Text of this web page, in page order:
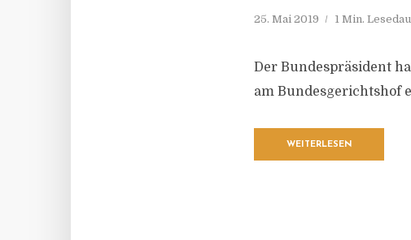
25. Mai 2019 1 Min.
Der Bundespräsident
am Bundesgerichtshof
WEITERLESEN